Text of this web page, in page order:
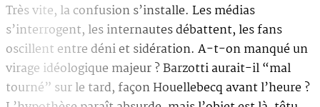
Très vite, la confusion s’installe. Les médias
s’interrogent, les internautes débattent, les fans
oscillent entre déni et sidération. A-t-on manqué un
virage idéologique majeur ? Barzotti aurait-il “mal
tourné” sur le tard, façon Houellebecq avant l’heure ?